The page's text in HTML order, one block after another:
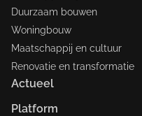
Duurzaam bouwen
Woningbouw
Maatschappij en cultuur
Renovatie en transformatie
Actueel
Platform